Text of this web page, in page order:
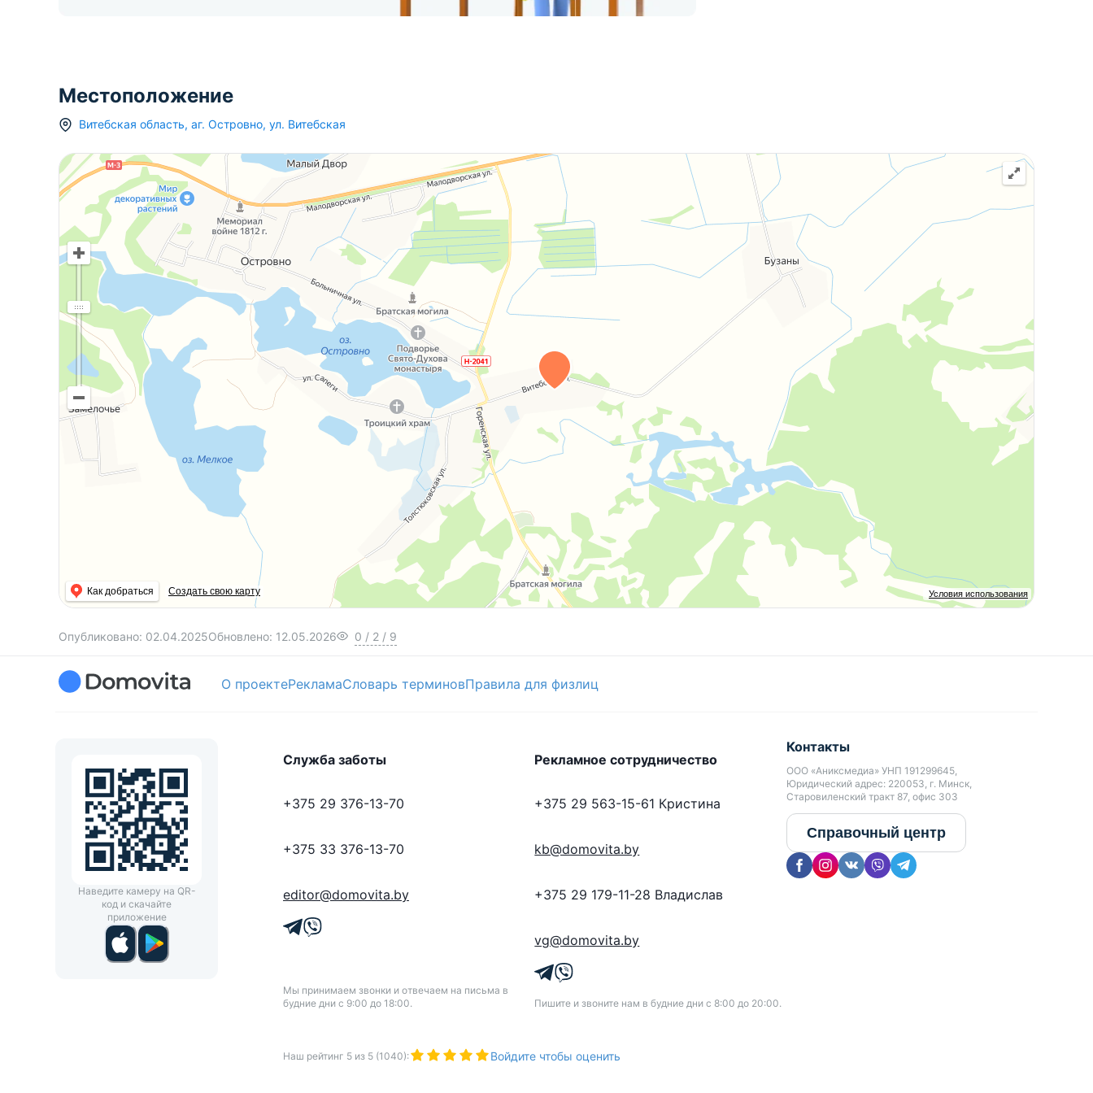
Местоположение
Витебская область, аг. Островно, ул. Витебская
Условия использования
Как добраться Создать свою карту
Опубликовано: 02.04.2025Обновлено: 12.05.2026 0 / 2 / 9
О проектеРекламаСловарь терминовПравила для физлиц
Наведите камеру на QR-
код и скачайте
приложение
Служба заботы
+375 29 376-13-70
+375 33 376-13-70
editor@domovita.by
Мы принимаем звонки и отвечаем на письма в
будние дни с 9:00 до 18:00.
Рекламное сотрудничество
+375 29 563-15-61 Кристина
kb@domovita.by
+375 29 179-11-28 Владислав
vg@domovita.by
Пишите и звоните нам в будние дни с 8:00 до 20:00.
Контакты
ООО «Аниксмедиа» УНП 191299645,
Юридический адрес: 220053, г. Минск,
Старовиленский тракт 87, офис 303
Справочный центр
Наш рейтинг 5 из 5 (1040): Войдите чтобы оценить